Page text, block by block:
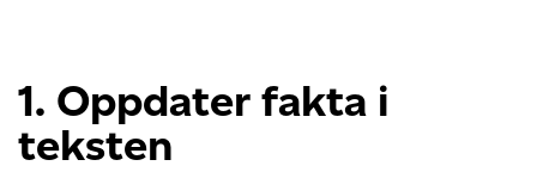
1. Oppdater fakta i
teksten